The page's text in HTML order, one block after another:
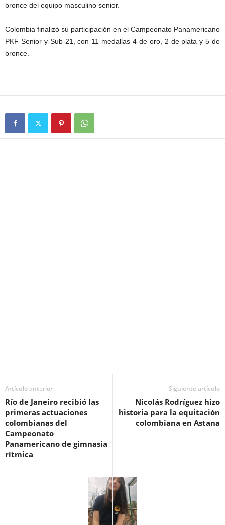
bronce del equipo masculino senior.
Colombia finalizó su participación en el Campeonato Panamericano
PKF Senior y Sub-21, con 11 medallas 4 de oro, 2 de plata y 5 de
bronce.
Artículo anterior
Río de Janeiro recibió las
primeras actuaciones
colombianas del
Campeonato
Panamericano de gimnasia
rítmica
Siguiente artículo
Nicolás Rodríguez hizo
historia para la equitación
colombiana en Astana